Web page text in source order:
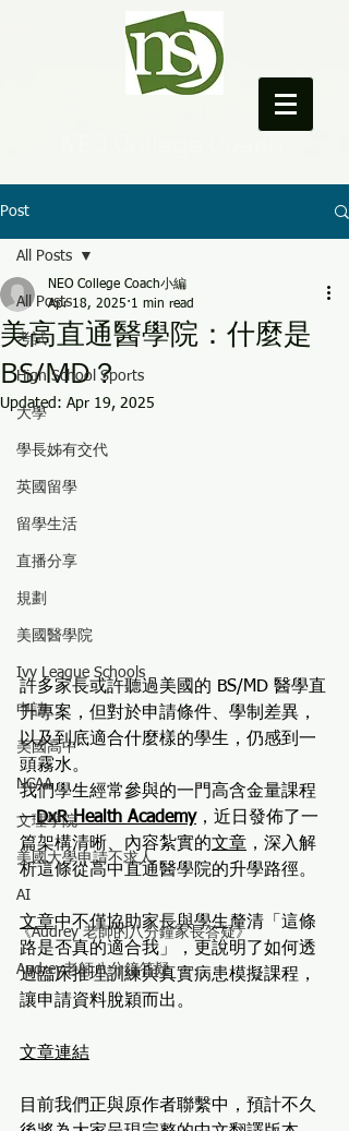
Post
All Posts
考試
High School Sports
大學
學長姊有交代
英國留學
留學生活
直播分享
規劃
美國醫學院
Ivy League Schools
申請
美國高中
NCAA
文理學院
美國大學申請不求人
AI
《Audrey 老師的八分鐘家長答疑》
Audrey老師八分鐘答疑
All Posts
美高直通醫學院：什麼是
BS/MD？
NEO College Coach小編
Apr 18, 2025 1 min read
Updated: Apr 19, 2025
許多家長或許聽過美國的 BS/MD 醫學直
升專案，但對於申請條件、學制差異，
以及到底適合什麼樣的學生，仍感到一
頭霧水。
我們學生經常參與的一門高含金量課程
—DxR Health Academy，近日發佈了一
篇架構清晰、內容紮實的文章 ，深入解
析這條從高中直通醫學院的升學路徑。
文章中不僅協助家長與學生釐清「這條
路是否真的適合我」，更說明了如何透
過臨床推理訓練與真實病患模擬課程，
讓申請資料脫穎而出。
文章連結
目前我們正與原作者聯繫中，預計不久